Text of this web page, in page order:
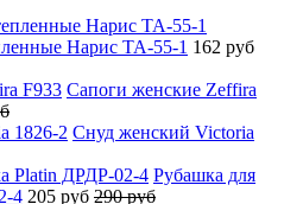
Нарис TA-55-1 162 руб
Сапоги женские Zeffira
Снуд женский Victoria
Рубашка для
4 205 руб 290 руб